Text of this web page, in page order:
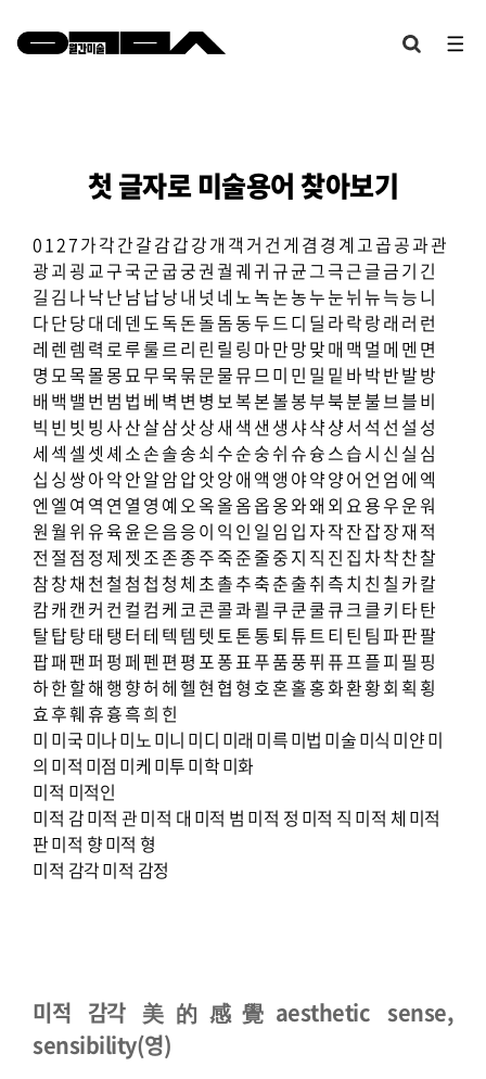
첫 글자로 미술용어 찾아보기
0 1 27가각간갈감갑강개 객 거 건 게 겸 경 계 고곱공과관
광괴 굉 교구국군굽궁권 궐궤귀규균그극근글금기 긴
길 김 나낙난남납낭내 넛 네 노녹논농누눈뉘뉴늑능니
다단당대 데 덴 도독돈돌돔동두드디 딜 라락랑래 러 런
레 렌 렘 력 로루룰르리 린 릴 링 마만망맞매 맥 멀 메 멘 면
명 모목몰몽묘무묵묶문물뮤므미 민 밀 밑 바박반발방
배 백 밸 번 범 법 베 벽 변 병 보복본볼봉부북분불브블비
빅 빈 빗 빙사산살삼삿상새 색 샌 생샤샥샹서 석 선 설 성
세 섹 셀 셋셰 소손솔송쇠수순숭쉬슈슝스습시 신 실 심
십 싱 쌍아악안알암압앗앙애 액 앵 야약양어 언 엄 에 엑
엔 엘 여 역 연 열 영 예 오옥올옴옵옹와왜 외 요용우운워
원월 위유육윤은음응이 익 인 일 임 입자작잔잡장재 적
전 절 점 정 제 젯 조존종주죽준줄중지 직 진 집 차착찬찰
참창채 천 철 첨 첩 청 체 초촐추축춘출취측치 친 칠 카칼
캄캐 캔 커 컨 컬 컴 케 코콘콜콰쾰 쿠쿤쿨큐크클키 타탄
탈탑탕태 탱 터 테 텍 템 텟 토톤통퇴튜트티 틴 팀파판팔
팝패팬퍼 펑페펜 편 평 포퐁표푸품풍퓌 퓨프플피 필 핑
하한할해행 향허헤헬 현협 형 호혼홀홍화환황회 획 횡
효 후훼휴흉흑희 힌
미 미국미나미노미니 미디 미래 미륵미법 미술미식 미얀미
의 미적 미점 미케 미투미학미화
미적 미적인
미적 감미적 관미적 대 미적 범 미적 정 미적 직 미적 체 미적
판미적 향미적 형
미적 감각미적 감정
미적 감각 美的感覺 aesthetic sense,
sensibility(영)